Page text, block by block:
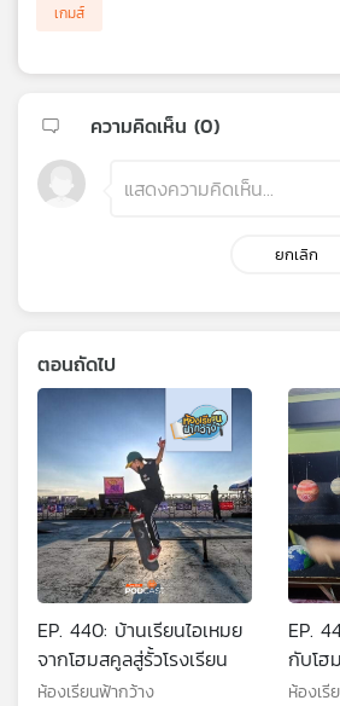
เกมส์
ความคิดเห็น (0)
ยกเลิก
ตอนถัดไป
EP. 440: บ้านเรียนไอเหมย
จากโฮมสคูลสู่รั้วโรงเรียน
ห้องเรียนฟ้ากว้าง
EP.
กับโฮ
เรียนรู้
ห้องเรี